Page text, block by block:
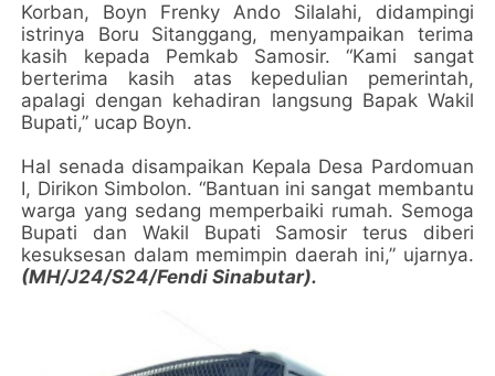
Korban, Boyn Frenky Ando Silalahi, didampingi
istrinya Boru Sitanggang, menyampaikan terima
kasih kepada Pemkab Samosir. “Kami sangat
berterima kasih atas kepedulian pemerintah,
apalagi dengan kehadiran langsung Bapak Wakil
Bupati,” ucap Boyn.
Hal senada disampaikan Kepala Desa Pardomuan
I, Dirikon Simbolon. “Bantuan ini sangat membantu
warga yang sedang memperbaiki rumah. Semoga
Bupati dan Wakil Bupati Samosir terus diberi
kesuksesan dalam memimpin daerah ini,” ujarnya.
(MH/J24/S24/Fendi Sinabutar).